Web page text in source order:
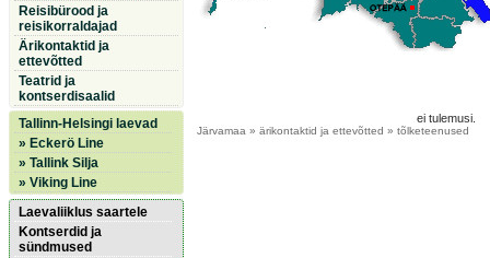
Reisibürood ja
reisikorraldajad
Ärikontaktid ja
ettevõtted
Teatrid ja
kontserdisaalid
Tallinn-Helsingi laevad
» Eckerö Line
» Tallink Silja
» Viking Line
Laevaliiklus saartele
Kontserdid ja
sündmused
ei tulemusi.
Järvamaa » ärikontaktid ja ettevõtted » tõlketeenused